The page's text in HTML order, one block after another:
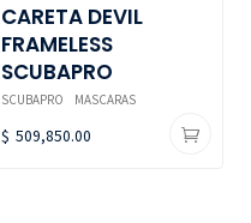
CARETA DEVIL
FRAMELESS
SCUBAPRO
SCUBAPRO MASCARAS
$ 509,850.00